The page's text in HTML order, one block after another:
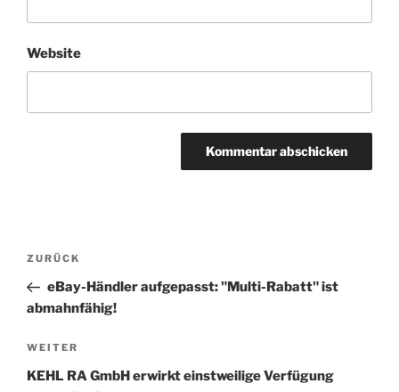
Website
Beitragsnavigation
Vorheriger
Beitrag
ZURÜCK
eBay-Händler aufgepasst: "Multi-Rabatt" ist
abmahnfähig!
Nächster
Beitrag
WEITER
KEHL RA GmbH erwirkt einstweilige Verfügung